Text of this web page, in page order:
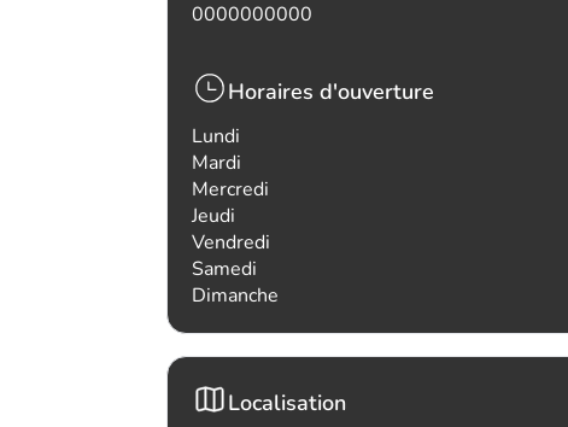
0000000000
Horaires d'ouverture
Lundi
Mardi
Mercredi
Jeudi
Vendredi
Samedi
Dimanche
Localisation